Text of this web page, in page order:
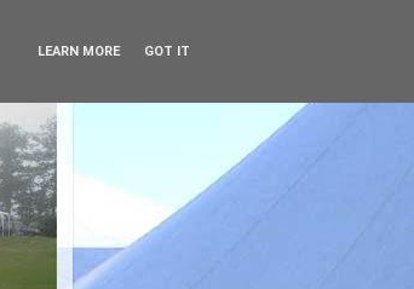
LEARN MORE GOT IT